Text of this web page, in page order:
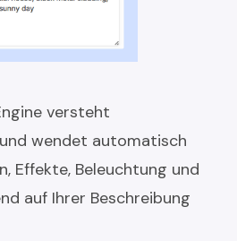
versteht
wendet automatisch
Effekte, Beleuchtung und
auf Ihrer Beschreibung